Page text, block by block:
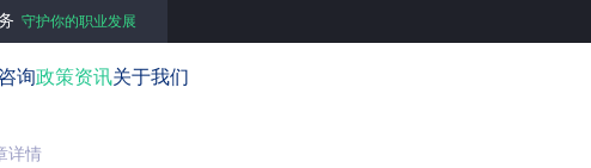
守护你的职业发展
询政策资讯关于我们
详情